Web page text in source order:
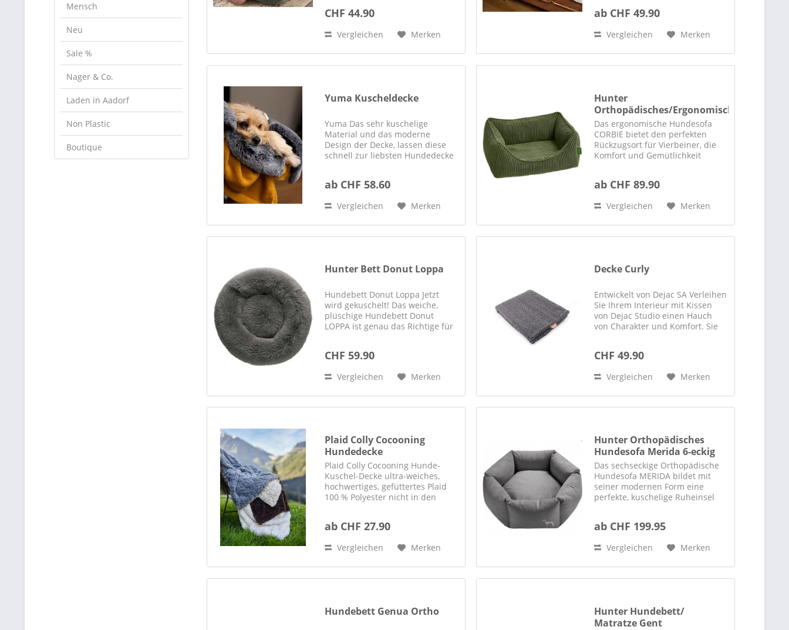
Mensch
Neu
Sale %
Nager & Co.
Laden in Aadorf
Non Plastic
Boutique
Auto und unterwegs ✓ robust,
CHF 44.90
Vergleichen Merken
Füllung Waschbar bei 30 °C
ab CHF 49.90
Vergleichen Merken
Yuma Kuscheldecke
Yuma Das sehr kuschelige
Material und das moderne
Design der Decke, lassen diese
schnell zur liebsten Hundedecke
Kunstfell OEKO-TEX-zertifiziert
ab CHF 58.60
Vergleichen Merken
Hunter
Orthopädisches/Ergonomisches
Hundesofa...
Das ergonomische Hundesofa
CORBIE bietet den perfekten
Rückzugsort für Vierbeiner, die
Komfort und Gemütlichkeit
Liegegefühl, während die
erholsamen...
ab CHF 89.90
Vergleichen Merken
Hunter Bett Donut Loppa
Hundebett Donut Loppa Jetzt
wird gekuschelt! Das weiche,
plüschige Hundebett Donut
LOPPA ist genau das Richtige für
zum Schlafen, Relaxen und
CHF 59.90
Vergleichen Merken
Decke Curly
Entwickelt von Dejac SA Verleihen
Sie Ihrem Interieur mit Kissen
von Dejac Studio einen Hauch
von Charakter und Komfort. Sie
passen problemlos zu allen
CHF 49.90
Vergleichen Merken
Plaid Colly Cocooning
Hundedecke
Plaid Colly Cocooning Hunde-
Kuschel-Decke ultra-weiches,
hochwertiges, gefüttertes Plaid
100 % Polyester nicht in den
x 200cm
ab CHF 27.90
Vergleichen Merken
Hunter Orthopädisches
Hundesofa Merida 6-eckig
Das sechseckige Orthopädische
Hundesofa MERIDA bildet mit
seiner modernen Form eine
perfekte, kuschelige Ruheinsel
Möglichkeit, den Kopf bequem
daran...
ab CHF 199.95
Vergleichen Merken
Hundebett Genua Ortho
Hunter Hundebett/
Matratze Gent